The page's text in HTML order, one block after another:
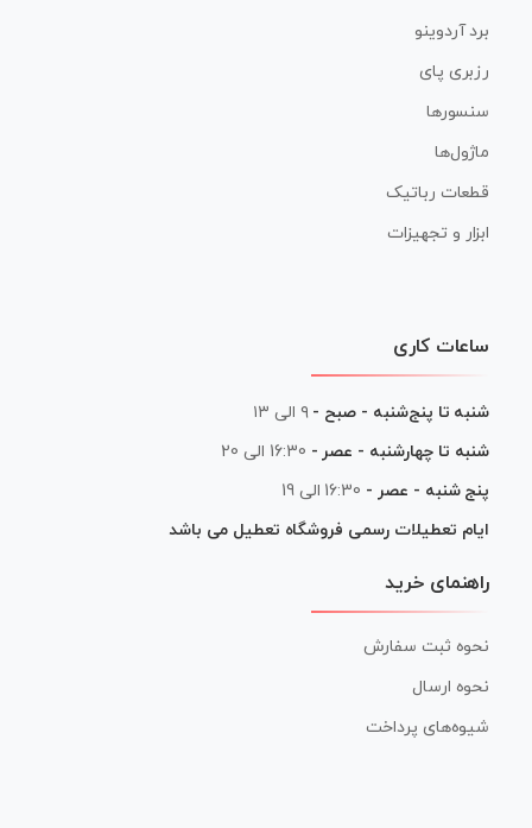
برد آردوینو
رزبری پای
سنسورها
ماژول‌ها
قطعات رباتیک
ابزار و تجهیزات
ساعات کاری
شنبه تا پنج‌شنبه - صبح - ۹ الی ۱۳
شنبه تا چهارشنبه - عصر - 16:30 الی 20
پنج شنبه - عصر - 16:30 الی 19
ایام تعطیلات رسمی فروشگاه تعطیل می باشد
راهنمای خرید
نحوه ثبت سفارش
نحوه ارسال
شیوه‌های پرداخت